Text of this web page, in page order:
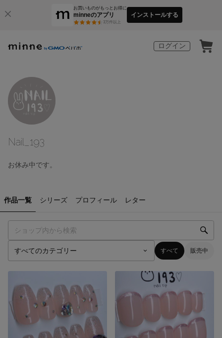
お買いものがもっとお得に
minneのアプリ
3万件以上
インストールする
ログイン
Nail_193
お休み中です。
作品一覧 シリーズ プロフィール レター
すべて 販売中